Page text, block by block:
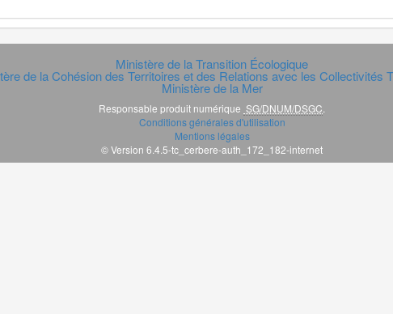
Ministère de la Transition Écologique
de la Cohésion des Territoires et des Relations avec les Collectivités
Ministère de la Mer
Responsable produit numérique SG/DNUM/DSGC
Conditions générales d'utilisation
Mentions légales
© Version 6.4.5-tc_cerbere-auth_172_182-internet